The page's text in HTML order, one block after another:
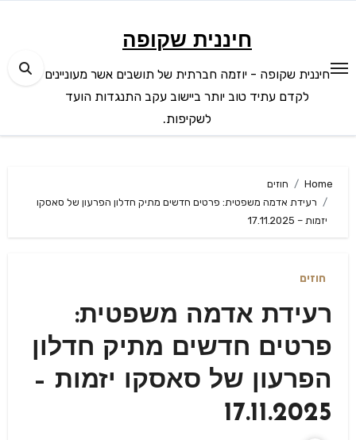
חיננית שקופה
חיננית שקופה - יוזמה חברתית של תושבים אשר מעוניינים
לקדם עתיד טוב יותר ביישוב עקב התנגדות הועד
לשקיפות.
Home
חוזים
רעידת אדמה משפטית: פרטים חדשים מתיק חדלון הפרעון של סאסקו
יזמות – 17.11.2025
חוזים
רעידת אדמה משפטית:
פרטים חדשים מתיק חדלון
הפרעון של סאסקו יזמות –
17.11.2025